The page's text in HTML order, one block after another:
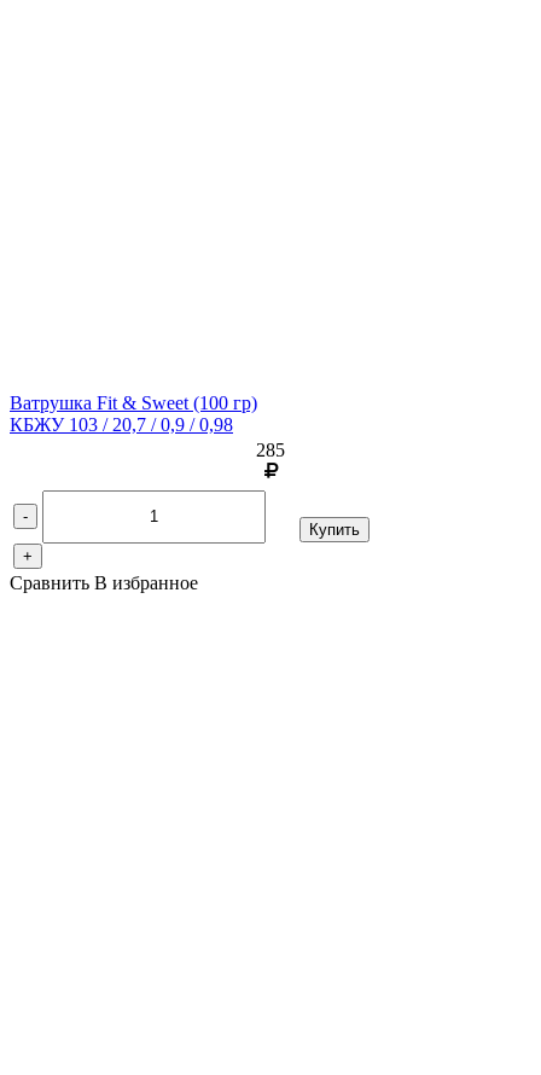
Ватрушка Fit & Sweet (100 гр)
КБЖУ 103 / 20,7 / 0,9 / 0,98
285
-
+
Купить
Сравнить В избранное